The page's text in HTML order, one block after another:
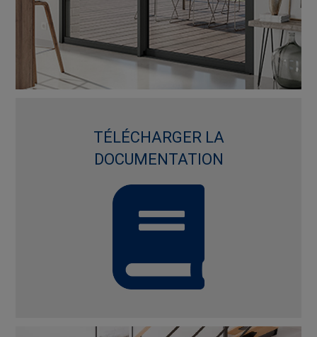
TÉLÉCHARGER LA
DOCUMENTATION